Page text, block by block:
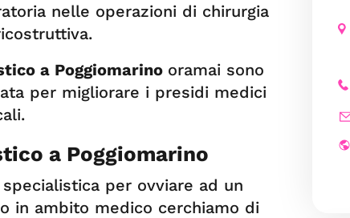
nelle operazioni di chirurgia
a Poggiomarino oramai sono
per migliorare i presidi medici
a Poggiomarino
per ovviare ad un
in ambito medico cerchiamo di